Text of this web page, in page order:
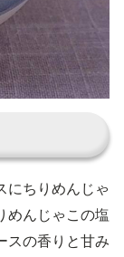
にちりめんじゃ
めんじゃこの塩
スの香りと甘み